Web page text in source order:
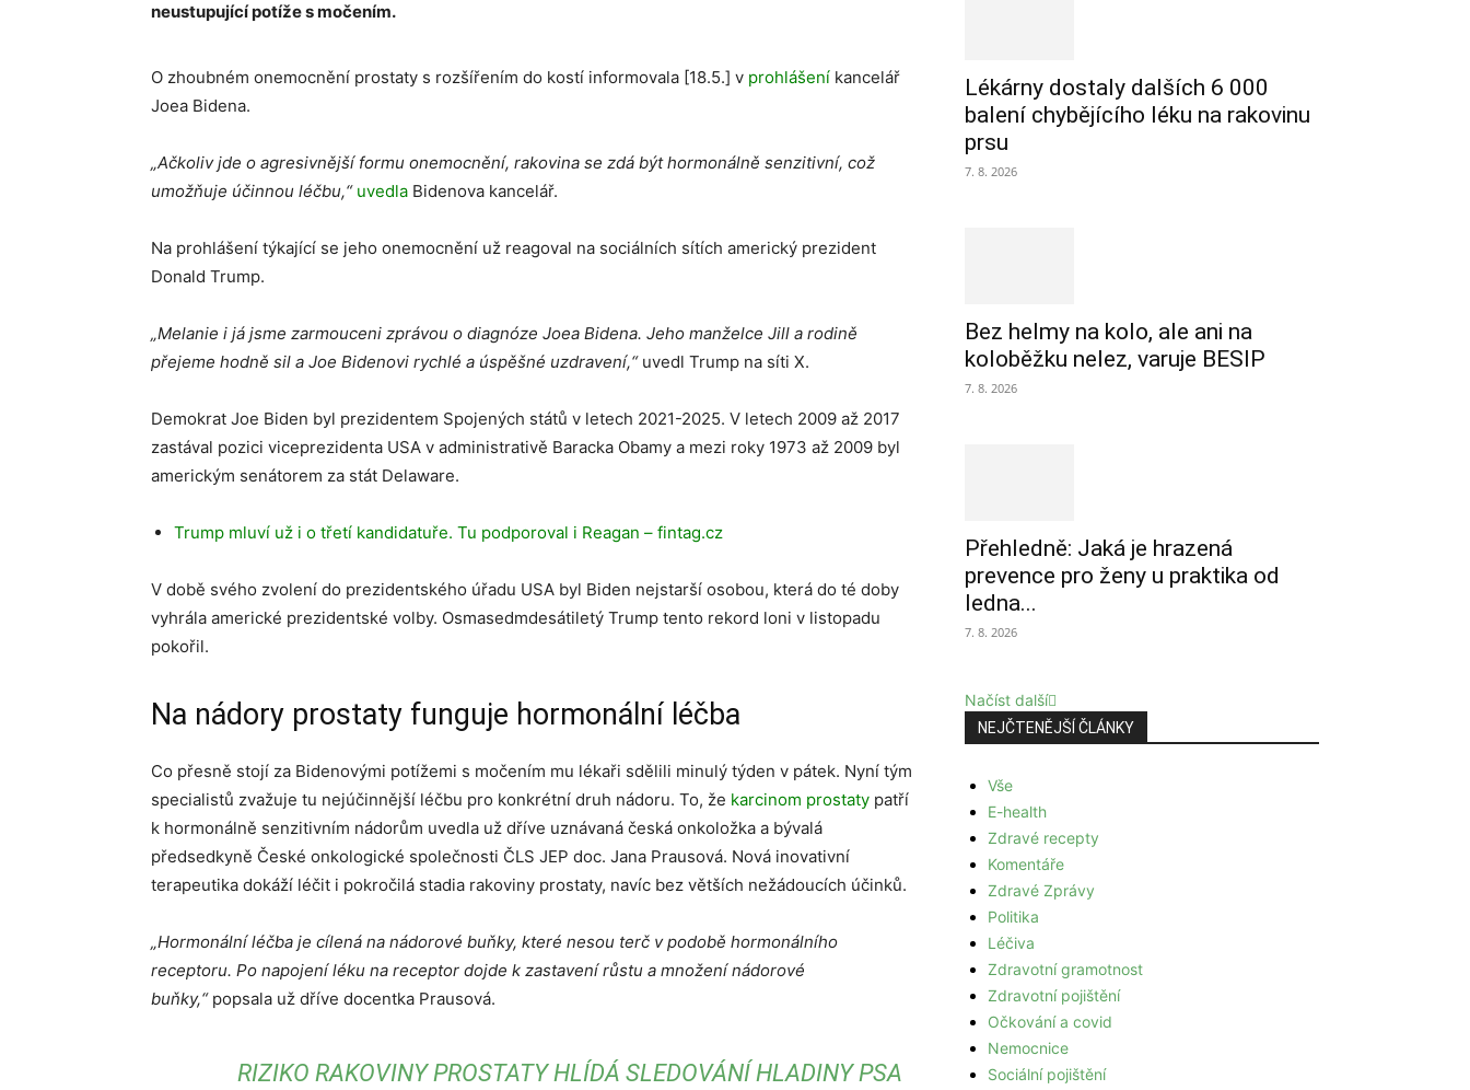
neustupující potíže s močením.
O zhoubném onemocnění prostaty s rozšířením do kostí informovala [18.5.] v prohlášení kancelář
Joea Bidena.
„Ačkoliv jde o agresivnější formu onemocnění, rakovina se zdá být hormonálně senzitivní, což
umožňuje účinnou léčbu,“ uvedla Bidenova kancelář.
Na prohlášení týkající se jeho onemocnění už reagoval na sociálních sítích americký prezident
Donald Trump.
„Melanie i já jsme zarmouceni zprávou o diagnóze Joea Bidena. Jeho manželce Jill a rodině
přejeme hodně sil a Joe Bidenovi rychlé a úspěšné uzdravení,“ uvedl Trump na síti X.
Demokrat Joe Biden byl prezidentem Spojených států v letech 2021-2025. V letech 2009 až 2017
zastával pozici viceprezidenta USA v administrativě Baracka Obamy a mezi roky 1973 až 2009 byl
americkým senátorem za stát Delaware.
Trump mluví už i o třetí kandidatuře. Tu podporoval i Reagan – fintag.cz
V době svého zvolení do prezidentského úřadu USA byl Biden nejstarší osobou, která do té doby
vyhrála americké prezidentské volby. Osmasedmdesátiletý Trump tento rekord loni v listopadu
pokořil.
Na nádory prostaty funguje hormonální léčba
Co přesně stojí za Bidenovými potížemi s močením mu lékaři sdělili minulý týden v pátek. Nyní tým
specialistů zvažuje tu nejúčinnější léčbu pro konkrétní druh nádoru. To, že karcinom prostaty patří
k hormonálně senzitivním nádorům uvedla už dříve uznávaná česká onkoložka a bývalá
předsedkyně České onkologické společnosti ČLS JEP doc. Jana Prausová. Nová inovativní
terapeutika dokáží léčit i pokročilá stadia rakoviny prostaty, navíc bez větších nežádoucích účinků.
„Hormonální léčba je cílená na nádorové buňky, které nesou terč v podobě hormonálního
receptoru. Po napojení léku na receptor dojde k zastavení růstu a množení nádorové
buňky,“ popsala už dříve docentka Prausová.
RIZIKO RAKOVINY PROSTATY HLÍDÁ SLEDOVÁNÍ HLADINY PSA
Lékárny dostaly dalších 6 000
balení chybějícího léku na rakovinu
prsu
7. 8. 2026
Bez helmy na kolo, ale ani na
koloběžku nelez, varuje BESIP
7. 8. 2026
Přehledně: Jaká je hrazená
prevence pro ženy u praktika od
ledna...
7. 8. 2026
Načíst další
NEJČTENĚJŠÍ ČLÁNKY
Vše
E-health
Zdravé recepty
Komentáře
Zdravé Zprávy
Politika
Léčiva
Zdravotní gramotnost
Zdravotní pojištění
Očkování a covid
Nemocnice
Sociální pojištění